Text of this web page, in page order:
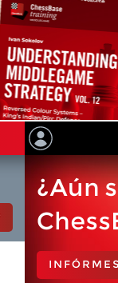
¿Aún